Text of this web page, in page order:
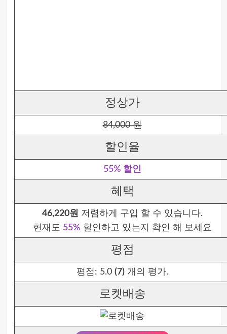
정상가
84,000 원
할인율
55% 할인
혜택
46,220원 저렴하게 구입 할 수 있습니다.
현재도 55% 할인하고 있는지 확인 해 보세요
평점
평점: 5.0 (7)개의 평가.
로켓배송